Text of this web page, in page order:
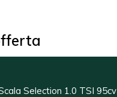
Selection 1.0 TSI 95cv